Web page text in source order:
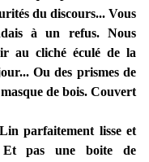
du discours... Vous
à un refus. Nous
au cliché éculé de la
Ou des prismes de
de bois. Couvert
parfaitement lisse et
Et pas une boite de